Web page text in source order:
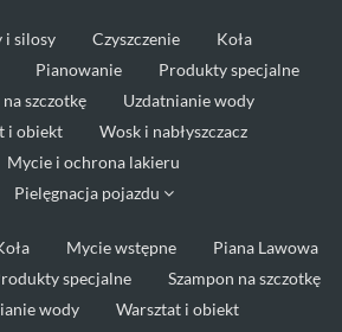
i silosy Czyszczenie
Koła
Pianowanie
Produkty specjalne
szczotkę
Uzdatnianie wody
i obiekt
Wosk i nabłyszczacz
Mycie i ochrona lakieru
Pielęgnacja pojazdu
Mycie wstępne
Piana Lawowa
specjalne
Szampon na szczotkę
wody
Warsztat i obiekt